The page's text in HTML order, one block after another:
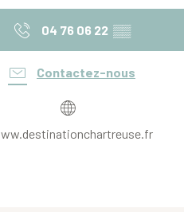
04 76 06 22 ▒▒
Contactez-nous